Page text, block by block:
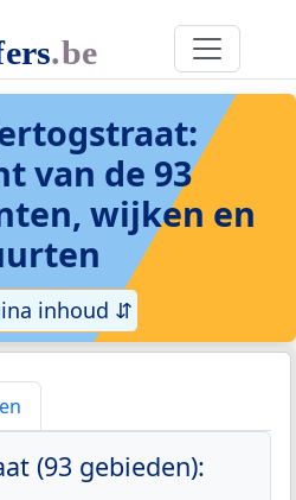
:
van de 93
wijken en
inhoud ⇵
(93 gebieden):